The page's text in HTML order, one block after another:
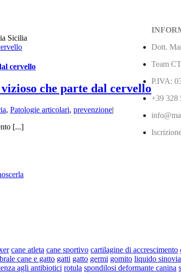
cervello
che parte dal cervello
, Patologie articolari, prevenzione|
[...]
cane atleta cane sportivo cartilagine di accrescimento
cane e gatto gatti gatto germi gomito liquido
agli antibiotici rotula spondilosi deformante canina
Dott.
Team
P.IVA:
+39 328